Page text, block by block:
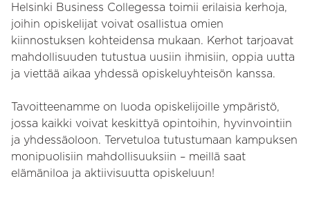
Helsinki Business Collegessa toimii erilaisia kerhoja,
joihin opiskelijat voivat osallistua omien
kiinnostuksen kohteidensa mukaan. Kerhot tarjoavat
mahdollisuuden tutustua uusiin ihmisiin, oppia uutta
ja viettää aikaa yhdessä opiskeluyhteisön kanssa.
Tavoitteenamme on luoda opiskelijoille ympäristö,
jossa kaikki voivat keskittyä opintoihin, hyvinvointiin
ja yhdessäoloon. Tervetuloa tutustumaan kampuksen
monipuolisiin mahdollisuuksiin – meillä saat
elämäniloa ja aktiivisuutta opiskeluun!